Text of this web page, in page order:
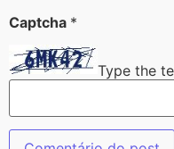
Captcha *
Type the